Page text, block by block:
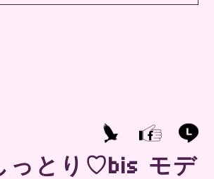
っとり♡bis モデ